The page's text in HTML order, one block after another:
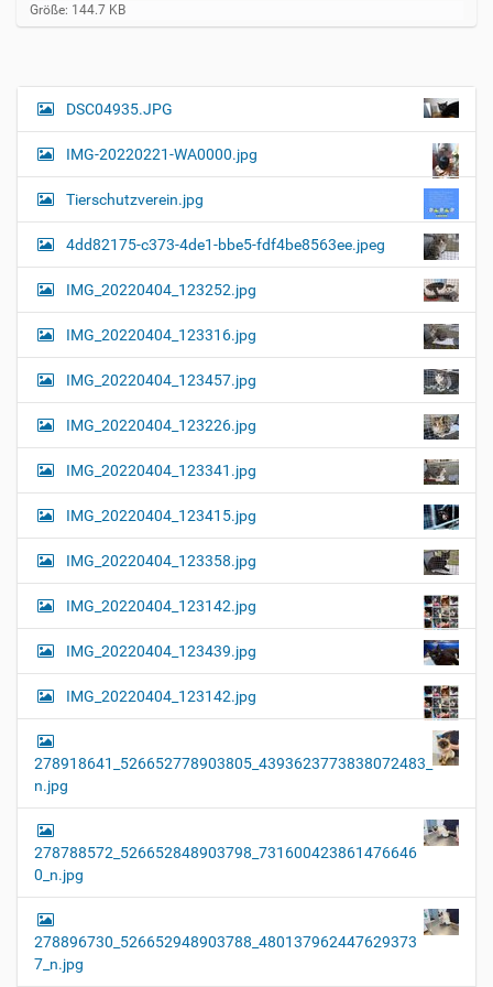
Z
e
e
i
l
r
e
…
Größe: 144.7 KB
N
i
g
a
t
i
o
n
DSC04935.JPG
IMG-20220221-WA0000.jpg
Tierschutzverein.jpg
4dd82175-c373-4de1-bbe5-fdf4be8563ee.jpeg
IMG_20220404_123252.jpg
IMG_20220404_123316.jpg
IMG_20220404_123457.jpg
IMG_20220404_123226.jpg
IMG_20220404_123341.jpg
IMG_20220404_123415.jpg
IMG_20220404_123358.jpg
IMG_20220404_123142.jpg
IMG_20220404_123439.jpg
IMG_20220404_123142.jpg
278918641_526652778903805_4393623773838072483_
n.jpg
278788572_526652848903798_731600423861476646
0_n.jpg
278896730_526652948903788_480137962447629373
7_n.jpg